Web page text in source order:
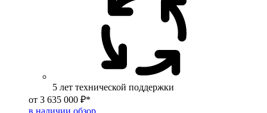
5 лет технической поддержки
от 3 635 000 ₽*
в наличии обзор